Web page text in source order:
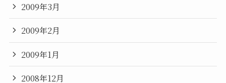
2009年3月
2009年2月
2009年1月
2008年12月